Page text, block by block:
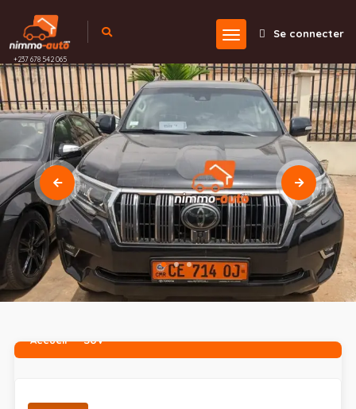
+237 678 542 065
Se connecter
Accueil SUV